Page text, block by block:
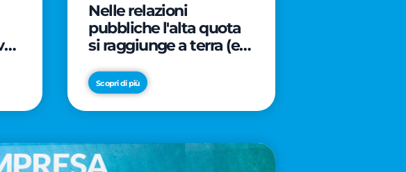
Nelle relazioni
pubbliche l'alta quota
si raggiunge a terra (e
Scopri di più